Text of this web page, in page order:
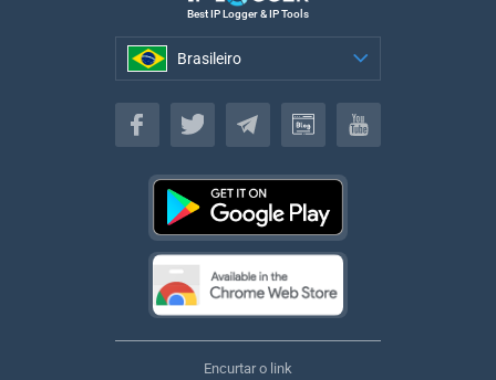
Best IP Logger & IP Tools
Brasileiro
Brasileiro
Encurtar o link